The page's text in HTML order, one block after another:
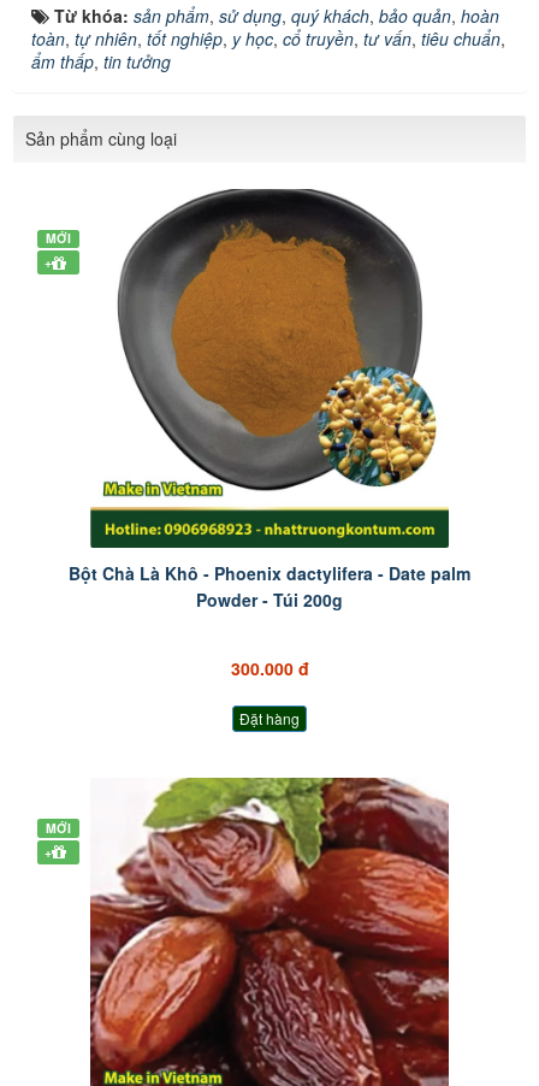
Từ khóa: sản phẩm, sử dụng, quý khách, bảo quản, hoàn
toàn, tự nhiên, tốt nghiệp, y học, cổ truyền, tư vấn, tiêu chuẩn,
ẩm thấp, tin tưởng
Sản phẩm cùng loại
MỚI
+
Bột Chà Là Khô - Phoenix dactylifera - Date palm
Powder - Túi 200g
300.000 đ
Đặt hàng
MỚI
+